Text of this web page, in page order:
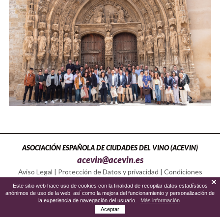
ASOCIACIÓN ESPAÑOLA DE CIUDADES DEL VINO (ACEVIN)
acevin@acevin.es
Aviso Legal | Protección de Datos y privacidad | Condiciones
Política de Cookies
Este sitio web hace uso de cookies con la finalidad de recopilar datos estadísticos
anónimos de uso de la web, así como la mejora del funcionamiento y personalización de
la experiencia de navegación del usuario.
Más información
Aceptar